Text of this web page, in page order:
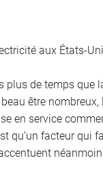
aux États-
plus de temps que
être nombreux,
en service
qu’un facteur qui